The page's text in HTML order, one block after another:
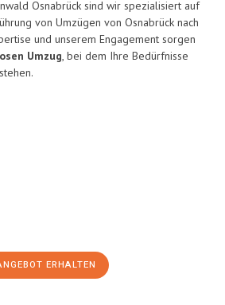
Osnabrück sind wir spezialisiert auf
von Umzügen von Osnabrück nach
und unserem Engagement sorgen
Umzug, bei dem Ihre Bedürfnisse
ERHALTEN